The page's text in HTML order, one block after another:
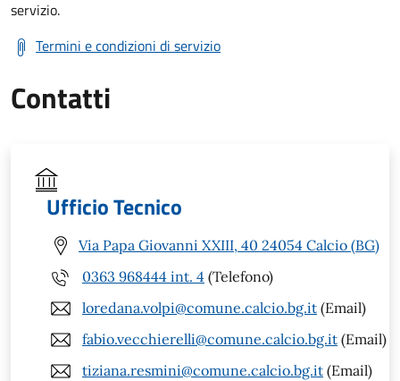
servizio.
Termini e condizioni di servizio
Contatti
Ufficio Tecnico
Via Papa Giovanni XXIII, 40 24054 Calcio (BG)
0363 968444 int. 4 (Telefono)
loredana.volpi@comune.calcio.bg.it (Email)
fabio.vecchierelli@comune.calcio.bg.it (Email)
tiziana.resmini@comune.calcio.bg.it (Email)